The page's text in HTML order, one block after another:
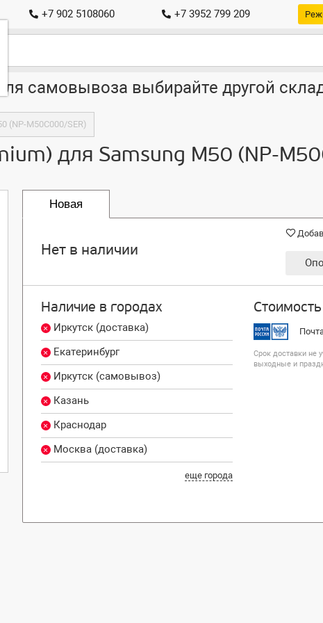
+7 902 5108060 +7 3952 799 209
самовывоза выбирайте другой
(NP-M50C000/SER)
для Samsung M50 (NP-
Новая
Нет в наличии
Наличие в городах
Иркутск (доставка)
Екатеринбург
Иркутск (самовывоз)
Казань
Краснодар
Москва (доставка)
еще города
Срок доставки не
выходные и